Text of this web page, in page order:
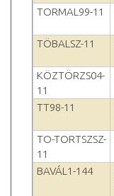
TORMAL99-11
TÖBALSZ-11
KÖZTÖRZS04-
11
TT98-11
TO-TORTSZSZ-
11
BAVÁL1-144